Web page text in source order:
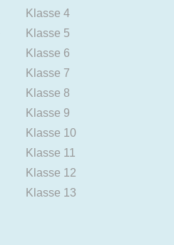
Klasse 4
Klasse 5
Klasse 6
Klasse 7
Klasse 8
Klasse 9
Klasse 10
Klasse 11
Klasse 12
Klasse 13